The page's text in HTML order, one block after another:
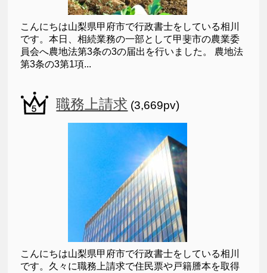
こんにちは山梨県甲府市で行政書士をしている相川
です。本日、相続業務の一部として甲斐市の農業委
員会へ農地法第3条の3の届出を行いました。 農地法
第3条の3第1項...
職務上請求 (3,669pv)
こんにちは山梨県甲府市で行政書士をしている相川
です。久々に職務上請求で住民票や戸籍謄本を取得